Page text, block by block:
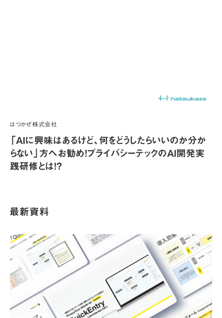
はつかぜ株式会社
「AIに興味はあるけど、何をどうしたらいいのか分か
らない」方へお勧め！プライバシーテックのAI開発実
践研修とは！？
最新資料